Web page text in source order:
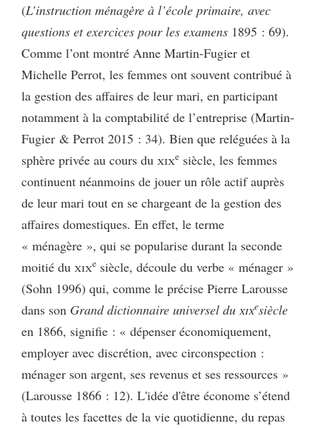
(L’instruction ménagère à l’école primaire, avec
questions et exercices pour les examens 1895 : 69).
Comme l’ont montré Anne Martin-Fugier et
Michelle Perrot, les femmes ont souvent contribué à
la gestion des affaires de leur mari, en participant
notamment à la comptabilité de l’entreprise (Martin-
Fugier & Perrot 2015 : 34). Bien que reléguées à la
sphère privée au cours du xixe siècle, les femmes
continuent néanmoins de jouer un rôle actif auprès
de leur mari tout en se chargeant de la gestion des
affaires domestiques. En effet, le terme
« ménagère », qui se popularise durant la seconde
moitié du xixe siècle, découle du verbe « ménager »
(Sohn 1996) qui, comme le précise Pierre Larousse
dans son Grand dictionnaire universel du xixesiècle
en 1866, signifie : « dépenser économiquement,
employer avec discrétion, avec circonspection :
ménager son argent, ses revenus et ses ressources »
(Larousse 1866 : 12). L'idée d'être économe s’étend
à toutes les facettes de la vie quotidienne, du repas